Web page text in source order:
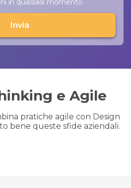
in qualsiasi momento.
e Agile
pratiche agile con Design
bene queste sfide aziendali.